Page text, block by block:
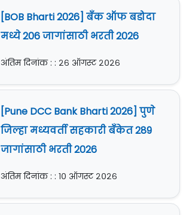
[BOB Bharti 2026] बँक ऑफ बडोदा
मध्ये 206 जागांसाठी भरती 2026
अंतिम दिनांक : : २६ ऑगस्ट २०२६
[Pune DCC Bank Bharti 2026] पुणे
जिल्हा मध्यवर्ती सहकारी बँकेत 289
जागांसाठी भरती 2026
अंतिम दिनांक : : १० ऑगस्ट २०२६